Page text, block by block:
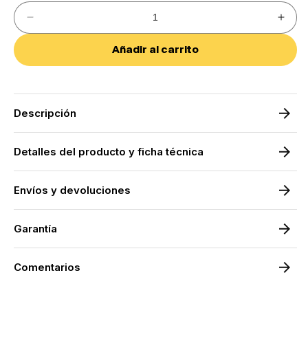
cantidad
de
Espejo
Decorativo
Redondo
Baño
para
de
Baño
Añadir al carrito
Descripción
Detalles del producto y ficha técnica
Envíos y devoluciones
Garantía
Comentarios